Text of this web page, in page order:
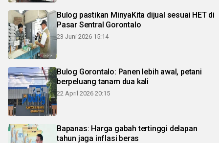
Bulog pastikan MinyaKita dijual sesuai HET di
Pasar Sentral Gorontalo
23 Juni 2026 15:14
Bulog Gorontalo: Panen lebih awal, petani
berpeluang tanam dua kali
22 April 2026 20:15
Bapanas: Harga gabah tertinggi delapan
tahun jaga inflasi beras